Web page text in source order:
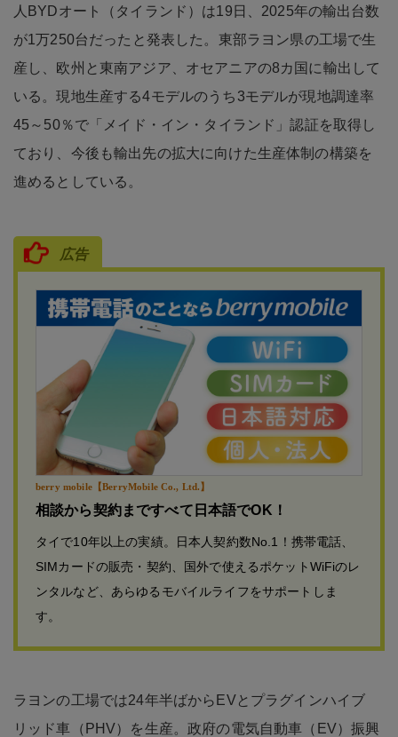
人BYDオート（タイランド）は19日、2025年の輸出台数
が1万250台だったと発表した。東部ラヨン県の工場で生
産し、欧州と東南アジア、オセアニアの8カ国に輸出して
いる。現地生産する4モデルのうち3モデルが現地調達率
45～50％で「メイド・イン・タイランド」認証を取得し
ており、今後も輸出先の拡大に向けた生産体制の構築を
進めるとしている。
広告
berry mobile【BerryMobile Co., Ltd.】
相談から契約まですべて日本語でOK！
タイで10年以上の実績。日本人契約数No.1！携帯電話、
SIMカードの販売・契約、国外で使えるポケットWiFiのレ
ンタルなど、あらゆるモバイルライフをサポートしま
す。
ラヨンの工場では24年半ばからEVとプラグインハイブ
リッド車（PHV）を生産。政府の電気自動車（EV）振興